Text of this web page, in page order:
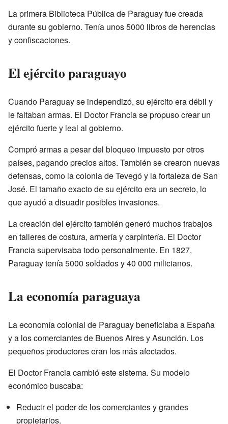
La primera Biblioteca Pública de Paraguay fue creada
durante su gobierno. Tenía unos 5000 libros de herencias
y confiscaciones.
El ejército paraguayo
Cuando Paraguay se independizó, su ejército era débil y
le faltaban armas. El Doctor Francia se propuso crear un
ejército fuerte y leal al gobierno.
Compró armas a pesar del bloqueo impuesto por otros
países, pagando precios altos. También se crearon nuevas
defensas, como la colonia de Tevegó y la fortaleza de San
José. El tamaño exacto de su ejército era un secreto, lo
que ayudó a disuadir posibles invasiones.
La creación del ejército también generó muchos trabajos
en talleres de costura, armería y carpintería. El Doctor
Francia supervisaba todo personalmente. En 1827,
Paraguay tenía 5000 soldados y 40 000 milicianos.
La economía paraguaya
La economía colonial de Paraguay beneficiaba a España
y a los comerciantes de Buenos Aires y Asunción. Los
pequeños productores eran los más afectados.
El Doctor Francia cambió este sistema. Su modelo
económico buscaba:
Reducir el poder de los comerciantes y grandes
propietarios.